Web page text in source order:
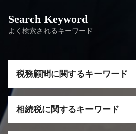
Search Keyword
よく検索されるキーワード
税務顧問に関するキーワード
顧問税務 依頼 メリット
税理士 栃木 相談
相続税に関するキーワード